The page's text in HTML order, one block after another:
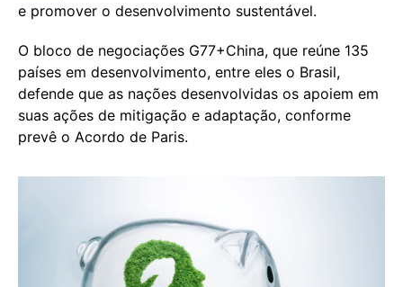
e promover o desenvolvimento sustentável.
O bloco de negociações G77+China, que reúne 135
países em desenvolvimento, entre eles o Brasil,
defende que as nações desenvolvidas os apoiem em
suas ações de mitigação e adaptação, conforme
prevê o Acordo de Paris.